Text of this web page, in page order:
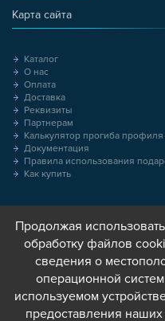
Карта сайта
Каталог
О нас
Оплата
Доставка
Реквизиты
Партнерам
Калькулятор прогиба профиля
Документация
Правила использования
Как купить
Продолжая
обработку файлов
сведения о
операционной
используемом
предоставления